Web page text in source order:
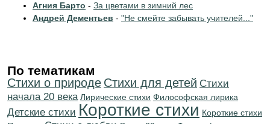
Агния Барто - За цветами в зимний лес
Андрей Дементьев - "Не смейте забывать учителей..."
По тематикам
Стихи о природе Стихи для детей Cтихи
начала 20 века Лирические стихи Философская лирика
Детские стихи Короткие стихи Короткие стихи